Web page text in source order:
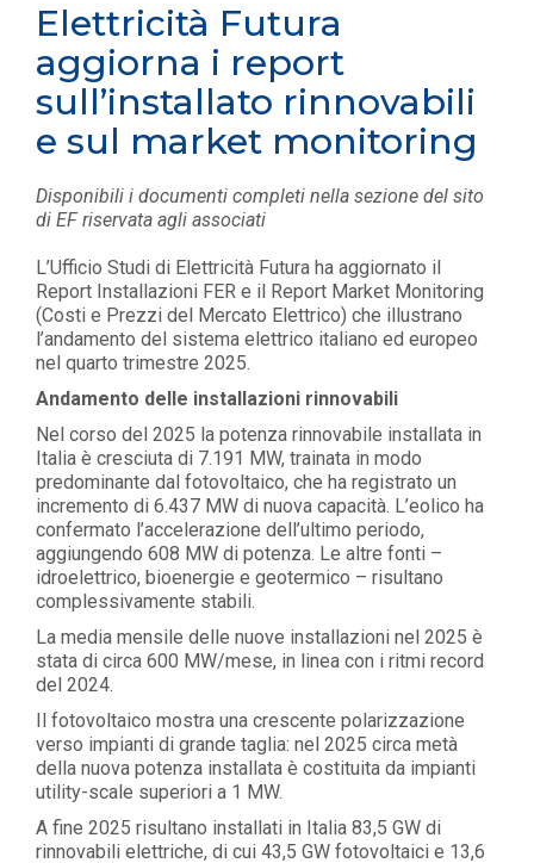
Elettricità Futura
aggiorna i report
sull’installato rinnovabili
e sul market monitoring
Disponibili i documenti completi nella sezione del sito
di EF riservata agli associati
L’Ufficio Studi di Elettricità Futura ha aggiornato il
Report Installazioni FER e il Report Market Monitoring
(Costi e Prezzi del Mercato Elettrico) che illustrano
l’andamento del sistema elettrico italiano ed europeo
nel quarto trimestre 2025.
Andamento delle installazioni rinnovabili
Nel corso del 2025 la potenza rinnovabile installata in
Italia è cresciuta di 7.191 MW, trainata in modo
predominante dal fotovoltaico, che ha registrato un
incremento di 6.437 MW di nuova capacità. L’eolico ha
confermato l’accelerazione dell’ultimo periodo,
aggiungendo 608 MW di potenza. Le altre fonti –
idroelettrico, bioenergie e geotermico – risultano
complessivamente stabili.
La media mensile delle nuove installazioni nel 2025 è
stata di circa 600 MW/mese, in linea con i ritmi record
del 2024.
Il fotovoltaico mostra una crescente polarizzazione
verso impianti di grande taglia: nel 2025 circa metà
della nuova potenza installata è costituita da impianti
utility-scale superiori a 1 MW.
A fine 2025 risultano installati in Italia 83,5 GW di
rinnovabili elettriche, di cui 43,5 GW fotovoltaici e 13,6